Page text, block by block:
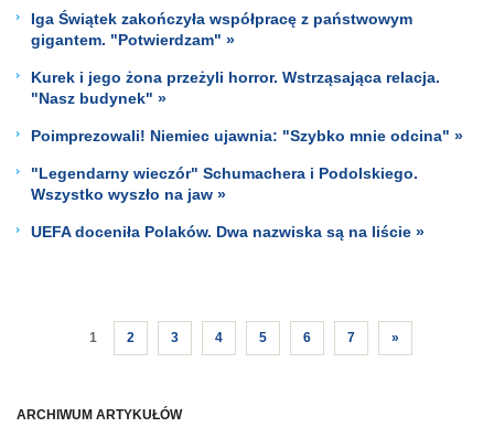
ARCHIWUM ARTYKUŁÓW
Iga Świątek zakończyła współpracę z państwowym
gigantem. "Potwierdzam" »
Kurek i jego żona przeżyli horror. Wstrząsająca relacja.
"Nasz budynek" »
Poimprezowali! Niemiec ujawnia: "Szybko mnie odcina" »
"Legendarny wieczór" Schumachera i Podolskiego.
Wszystko wyszło na jaw »
UEFA doceniła Polaków. Dwa nazwiska są na liście »
1 2 3 4 5 6 7 »